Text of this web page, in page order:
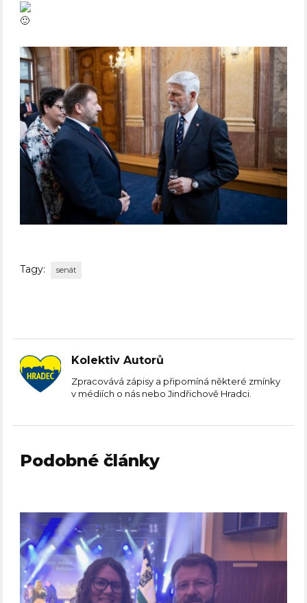
Tagy: senát
Kolektiv Autorů
Zpracovává zápisy a připomíná některé zmínky
v médiích o nás nebo Jindřichově Hradci.
Podobné články